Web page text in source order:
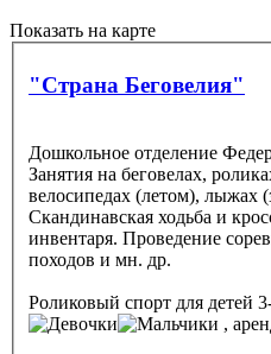
Показать на карте
"Страна Беговелия"
Дошкольное отделение
Занятия на беговелах,
велосипедах (летом),
Скандинавская ходьба и
инвентаря. Проведение
походов и мн. др.
Роликовый спорт для детей
,